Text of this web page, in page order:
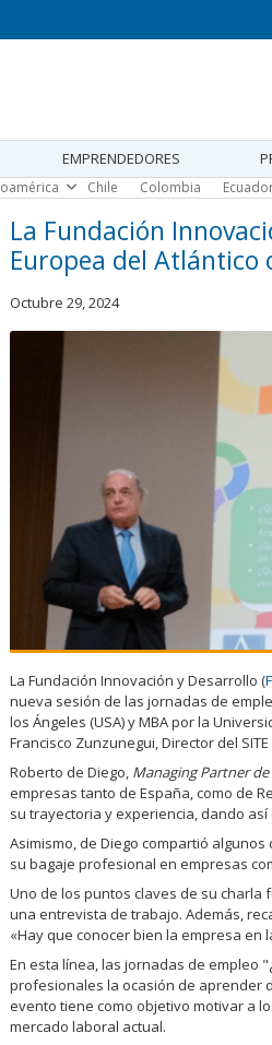
EMPRENDEDORES
Chile Colombia
La Fundación
Europea del Atlántico
Octubre 29, 2024
La Fundación Innovación y Desarrollo (
nueva sesión de las jornadas de
los Ángeles (USA) y MBA por la
Francisco Zunzunegui, Director del SITE
Roberto de Diego, Managing Partner
empresas tanto de España, como de
su trayectoria y experiencia, dando
Asimismo, de Diego compartió
su bagaje profesional en empresas
Uno de los puntos claves de su
una entrevista de trabajo. Además,
«Hay que conocer bien la empresa
En esta línea, las jornadas de empleo
profesionales la ocasión de aprender
evento tiene como objetivo motivar a
mercado laboral actual.